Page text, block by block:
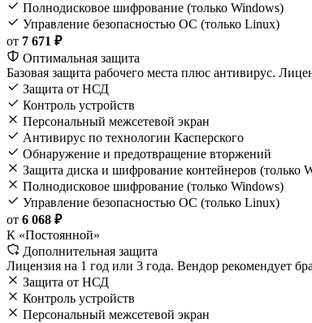
Полнодисковое шифрование (только Windows)
Управление безопасностью ОС (только Linux)
от 7 671 ₽
Оптимальная защита
Базовая защита рабочего места плюс антивирус.
Защита от НСД
Контроль устройств
Персональный межсетевой экран
Антивирус по технологии Касперского
Обнаружение и предотвращение вторжений
Защита диска и шифрование контейнеров (только
Полнодисковое шифрование (только Windows)
Управление безопасностью ОС (только Linux)
от 6 068 ₽
К «Постоянной»
Дополнительная защита
Лицензия на 1 год или 3 года. Вендор рекомендует
Защита от НСД
Контроль устройств
Персональный межсетевой экран